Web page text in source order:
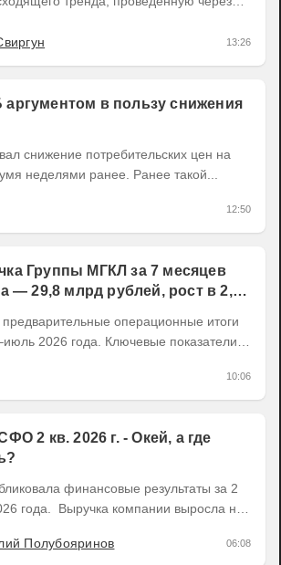
13:26
в пользу снижения
снижение потребительских цен на
неделями ранее. Ранее такой...
12:50
Группы МГКЛ за 7 месяцев
— 29,8 млрд рублей, рост в 2,5
операционные итоги
года. Ключевые показатели:
10:06
2 кв. 2026 г. - Окей, а где
финансовые результаты за 2
компании выросла на
Полубояринов
06:08